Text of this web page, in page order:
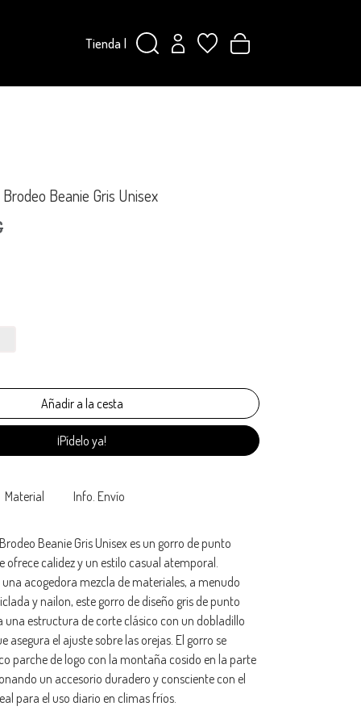
Tienda|
Beanie Gris Unisex
¡Pídelo ya!
Material Info. Envío
Beanie Gris Unisex es un gorro de punto
ofrece calidez y un estilo casual atemporal.
acogedora mezcla de materiales, a menudo
y nailon, este gorro de diseño gris de punto
una estructura de corte clásico con un dobladillo
asegura el ajuste sobre las orejas. El gorro se
parche de logo con la montaña cosido en la parte
un accesorio duradero y consciente con el
para el uso diario en climas fríos.